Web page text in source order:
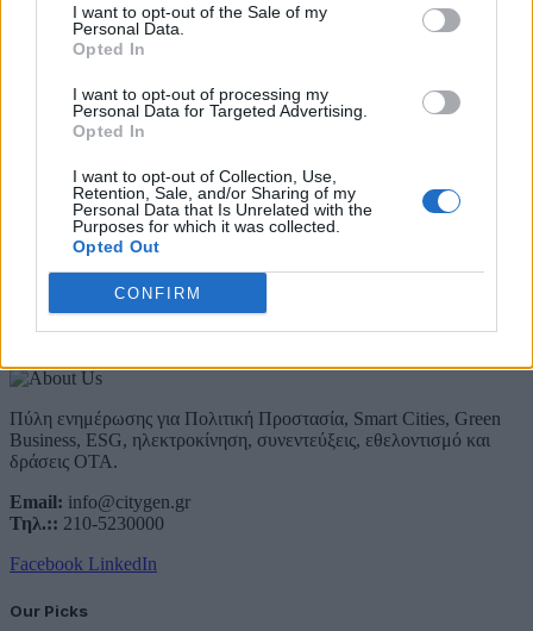
I want to opt-out of the Sale of my
Personal Data.
Opted In
I want to opt-out of processing my
Personal Data for Targeted Advertising.
Opted In
I want to opt-out of Collection, Use,
Retention, Sale, and/or Sharing of my
Personal Data that Is Unrelated with the
Purposes for which it was collected.
Opted Out
CONFIRM
4 Αυγούστου 2026
Newsletter Citygen.gr
Λάβετε όλα τα τελευταία νέα από τον χώρο της Πολιτικής
Προστασίας, του ESG, του Green Business και των ΟΤΑ
Συμφωνώ με την Πολιτική Δεδομένων
About Us
Πύλη ενημέρωσης για Πολιτική Προστασία, Smart Cities, Green
Business, ESG, ηλεκτροκίνηση, συνεντεύξεις, εθελοντισμό και
δράσεις ΟΤΑ.
Email: info@citygen.gr
Τηλ.:: 210-5230000
Facebook LinkedIn
Our Picks